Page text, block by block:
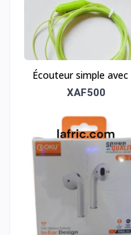
Écouteur simple avec
– Confort et praticité
XAF500